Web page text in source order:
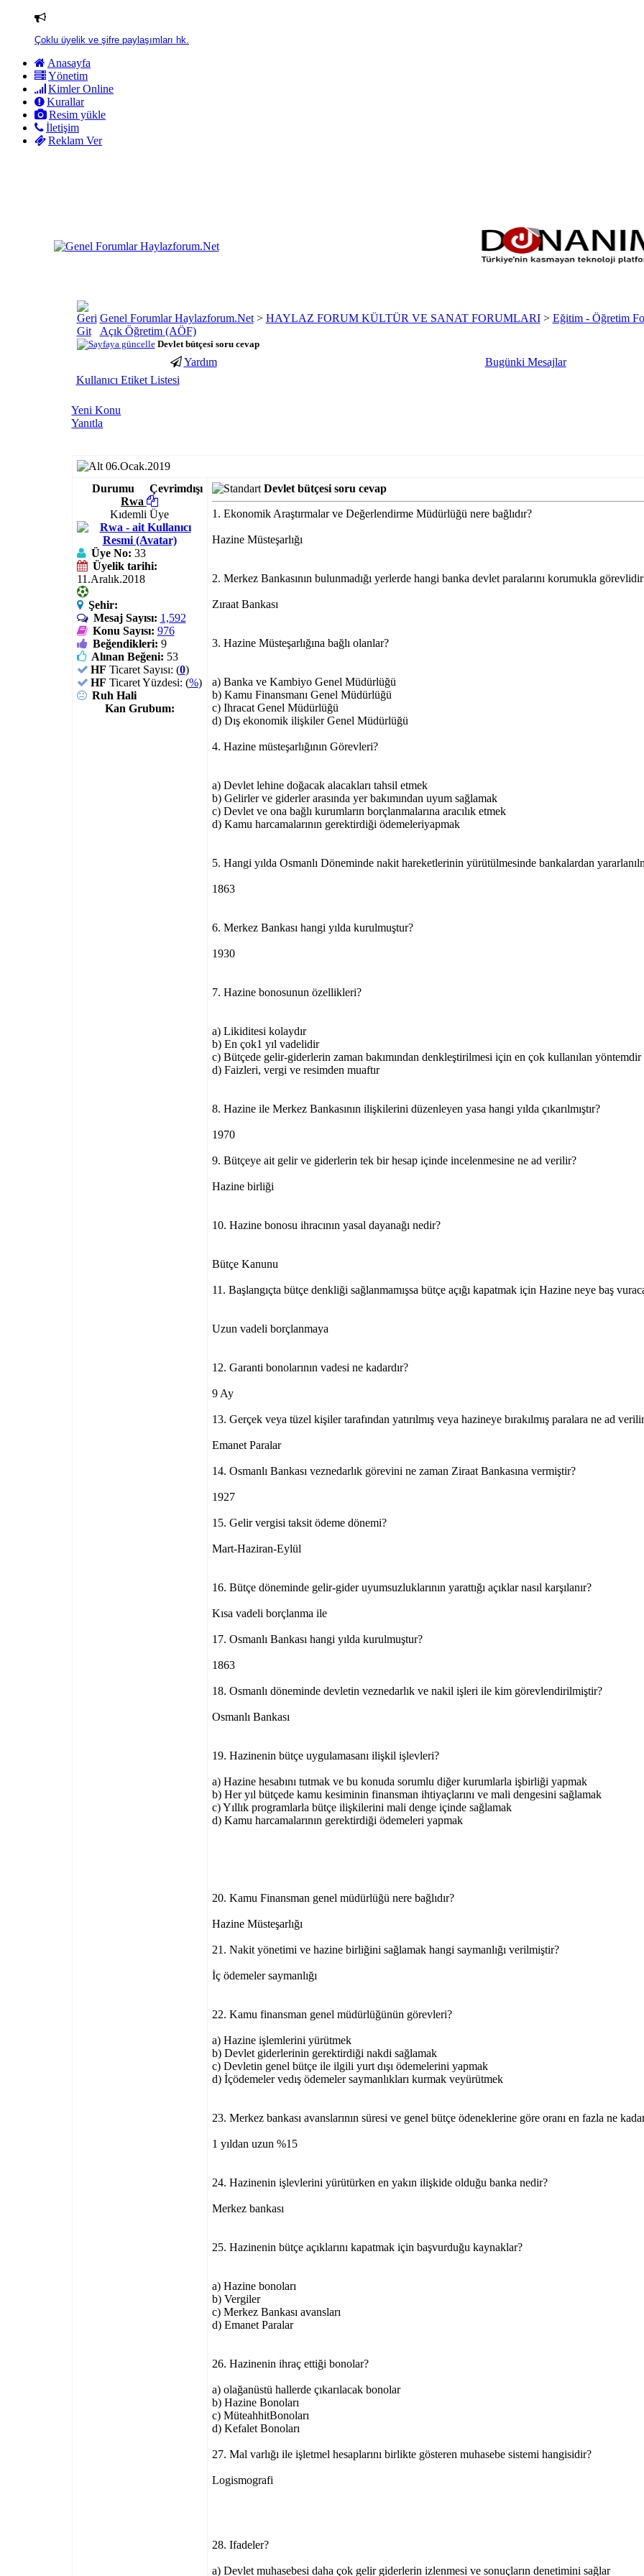
Çoklu üyelik ve şifre paylaşımları hk.
Anasayfa
Yönetim
Kimler Online
Kurallar
Resim yükle
İletişim
Reklam Ver
Genel Forumlar Haylazforum.Net > HAYLAZ FORUM KÜLTÜR VE SANAT FORUMLARI > Eğitim - Öğretim
Açık Öğretim (AÖF)
Devlet bütçesi soru cevap
Yardım Bugünki Mesajlar
porno
izle
escort
gaziantep
youtube
abone
Kullanıcı Etiket Listesi
Yeni Konu
Yanıtla
06.Ocak.2019
Durumu
Çevrimdışı
Rwa
Kıdemli Üye
Üye No: 33
Üyelik tarihi:
11.Aralık.2018
Şehir:
Mesaj Sayısı: 1,592
Konu Sayısı: 976
Beğendikleri: 9
Alınan Beğeni: 53
HF Ticaret Sayısı: (0)
HF Ticaret Yüzdesi: (%)
Ruh Hali
Kan Grubum:
Devlet bütçesi soru cevap
1. Ekonomik Araştırmalar ve Değerlendirme Müdürlüğü nere bağlıdır?
Hazine Müsteşarlığı
2. Merkez Bankasının bulunmadığı yerlerde hangi banka devlet paralarını korumukla
Zıraat Bankası
3. Hazine Müsteşarlığına bağlı olanlar?
a) Banka ve Kambiyo Genel Müdürlüğü
b) Kamu Finansmanı Genel Müdürlüğü
c) Ihracat Genel Müdürlüğü
d) Dış ekonomik ilişkiler Genel Müdürlüğü
4. Hazine müsteşarlığının Görevleri?
a) Devlet lehine doğacak alacakları tahsil etmek
b) Gelirler ve giderler arasında yer bakımından uyum sağlamak
c) Devlet ve ona bağlı kurumların borçlanmalarına aracılık etmek
d) Kamu harcamalarının gerektirdiği ödemeleriyapmak
5. Hangi yılda Osmanlı Döneminde nakit hareketlerinin yürütülmesinde bankalardan
1863
6. Merkez Bankası hangi yılda kurulmuştur?
1930
7. Hazine bonosunun özellikleri?
a) Likiditesi kolaydır
b) En çok1 yıl vadelidir
c) Bütçede gelir-giderlerin zaman bakımından denkleştirilmesi için en çok kullanılan yöntemdir
d) Faizleri, vergi ve resimden muaftır
8. Hazine ile Merkez Bankasının ilişkilerini düzenleyen yasa hangi yılda çıkarılmıştır?
1970
9. Bütçeye ait gelir ve giderlerin tek bir hesap içinde incelenmesine ne ad verilir?
Hazine birliği
10. Hazine bonosu ihracının yasal dayanağı nedir?
Bütçe Kanunu
11. Başlangıçta bütçe denkliği sağlanmamışsa bütçe açığı kapatmak için Hazine neye baş
Uzun vadeli borçlanmaya
12. Garanti bonolarının vadesi ne kadardır?
9 Ay
13. Gerçek veya tüzel kişiler tarafından yatırılmış veya hazineye bırakılmış paralara ne ad
Emanet Paralar
14. Osmanlı Bankası veznedarlık görevini ne zaman Ziraat Bankasına vermiştir?
1927
15. Gelir vergisi taksit ödeme dönemi?
Mart-Haziran-Eylül
16. Bütçe döneminde gelir-gider uyumsuzluklarının yarattığı açıklar nasıl karşılanır?
Kısa vadeli borçlanma ile
17. Osmanlı Bankası hangi yılda kurulmuştur?
1863
18. Osmanlı döneminde devletin veznedarlık ve nakil işleri ile kim görevlendirilmiştir?
Osmanlı Bankası
19. Hazinenin bütçe uygulamasanı ilişkil işlevleri?
a) Hazine hesabını tutmak ve bu konuda sorumlu diğer kurumlarla işbirliği yapmak
b) Her yıl bütçede kamu kesiminin finansman ihtiyaçlarını ve mali dengesini sağlamak
c) Yıllık programlarla bütçe ilişkilerini mali denge içinde sağlamak
d) Kamu harcamalarının gerektirdiği ödemeleri yapmak
20. Kamu Finansman genel müdürlüğü nere bağlıdır?
Hazine Müsteşarlığı
21. Nakit yönetimi ve hazine birliğini sağlamak hangi saymanlığı verilmiştir?
İç ödemeler saymanlığı
22. Kamu finansman genel müdürlüğünün görevleri?
a) Hazine işlemlerini yürütmek
b) Devlet giderlerinin gerektirdiği nakdi sağlamak
c) Devletin genel bütçe ile ilgili yurt dışı ödemelerini yapmak
d) İçödemeler vedış ödemeler saymanlıkları kurmak veyürütmek
23. Merkez bankası avanslarının süresi ve genel bütçe ödeneklerine göre oranı en fazla ne
1 yıldan uzun %15
24. Hazinenin işlevlerini yürütürken en yakın ilişkide olduğu banka nedir?
Merkez bankası
25. Hazinenin bütçe açıklarını kapatmak için başvurduğu kaynaklar?
a) Hazine bonoları
b) Vergiler
c) Merkez Bankası avansları
d) Emanet Paralar
26. Hazinenin ihraç ettiği bonolar?
a) olağanüstü hallerde çıkarılacak bonolar
b) Hazine Bonoları
c) MüteahhitBonoları
d) Kefalet Bonoları
27. Mal varlığı ile işletmel hesaplarını birlikte gösteren muhasebe sistemi hangisidir?
Logismografi
28. Ifadeler?
a) Devlet muhasebesi daha çok gelir giderlerin izlenmesi ve sonuçların denetimini sağlar